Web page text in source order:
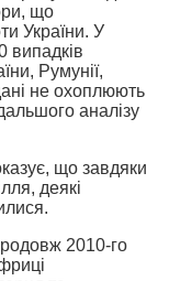
що
України. У
випадків
Румунії,
не охоплюють
аналізу
що завдяки
деякі
2010-го